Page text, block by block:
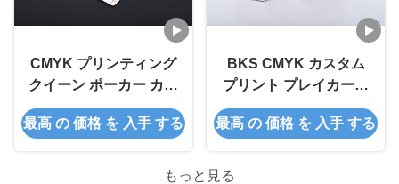
CMYK プリンティング
クイーン ポーカー カー
ド パーソナライズ プレ
イ カード 批量
最高 の 価格 を 入手 する
BKS CMYK カスタム
プリント プレイカード
デジタル印刷
最高 の 価格 を 入手 する
もっと見る